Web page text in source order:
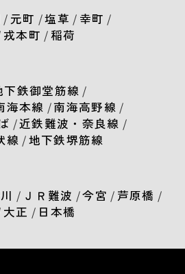
/ 元町 /塩草 / 幸町 /
戎本町 /稲荷
下鉄御堂筋線 /
海本線 /南海高野線 /
/近鉄難波・奈良線 /
線 /地下鉄堺筋線
/ ＪＲ難波 /今宮 / 芦原橋 /
大正 / 日本橋